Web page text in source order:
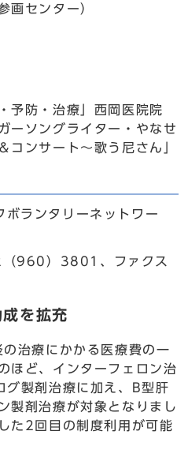
画センター）
予防・治療」西岡医院院
ーソングライター・やなせ
コンサート～歌う尼さん」
ランタリーネットワー
960）3801、ファクス
を拡充
治療にかかる医療費の一
ほど、インターフェロン治
グ製剤治療に加え、B型肝
製剤治療が対象となりまし
た2回目の制度利用が可能